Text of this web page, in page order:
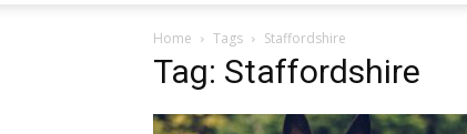
Home Tags Staffordshire
Tag: Staffordshire